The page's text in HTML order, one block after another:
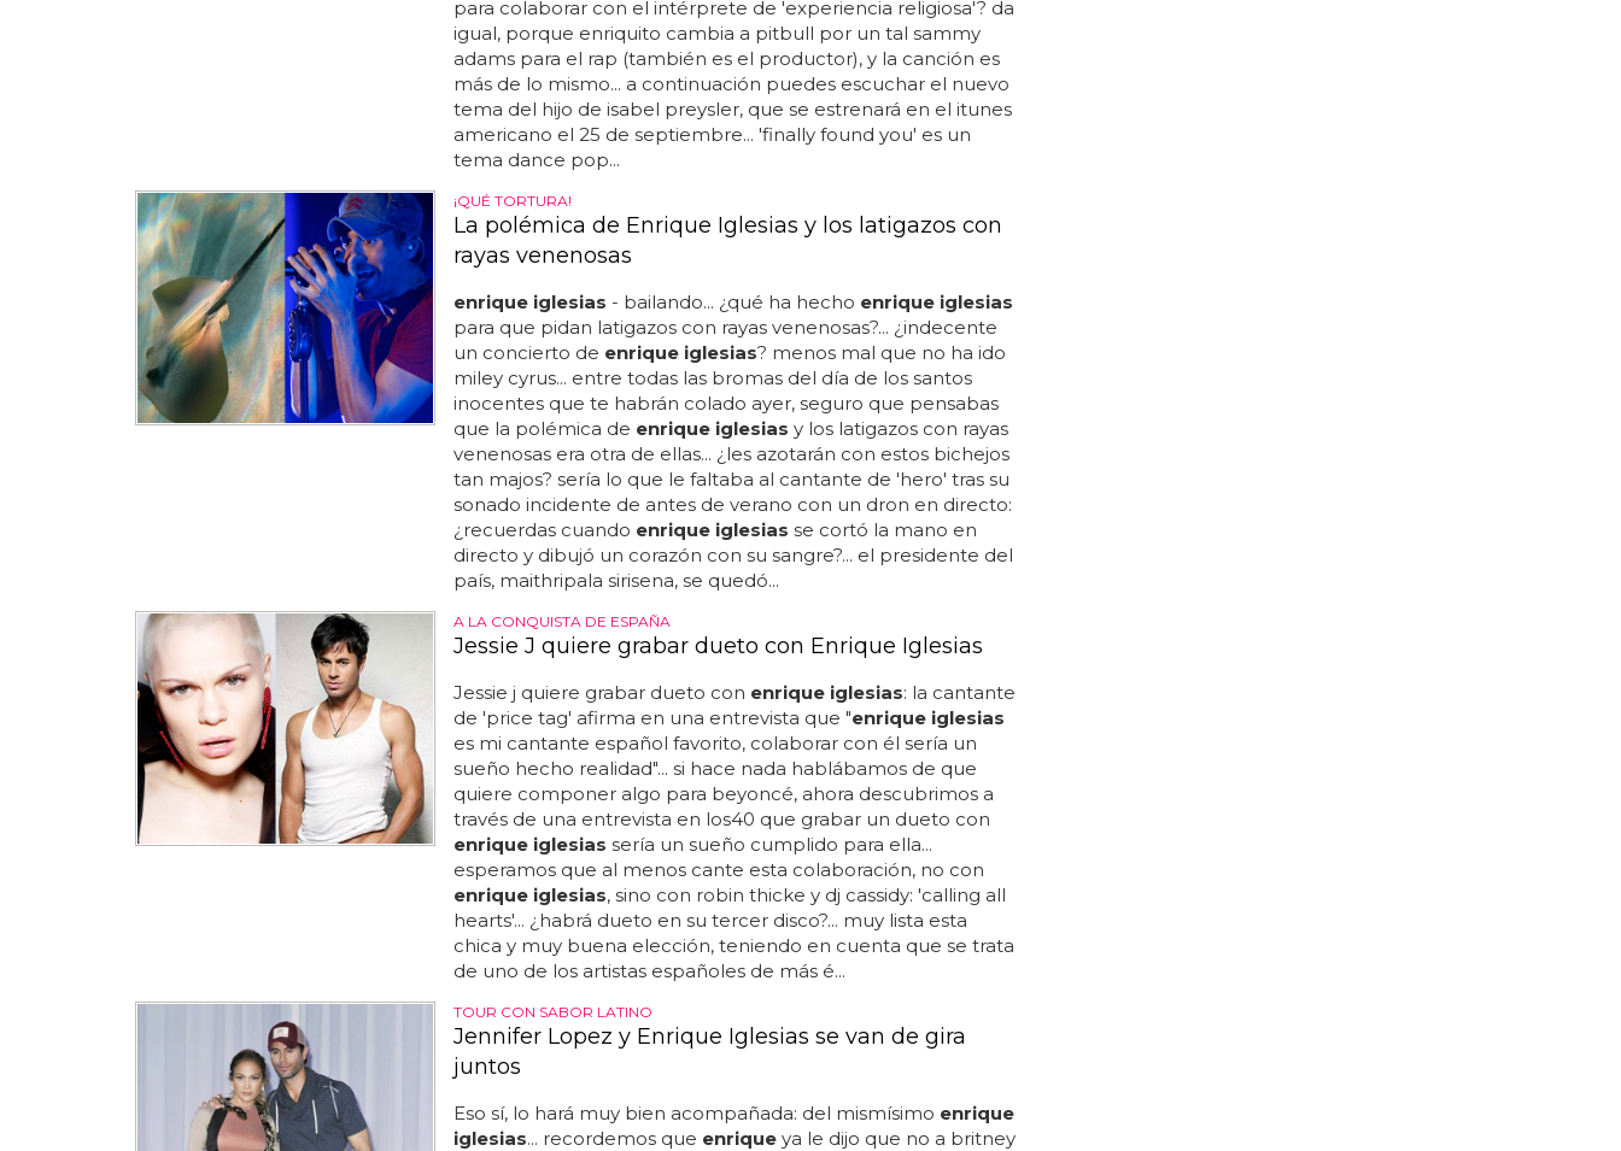
para colaborar con el intérprete de 'experiencia religiosa'? da
igual, porque enriquito cambia a pitbull por un tal sammy
adams para el rap (también es el productor), y la canción es
más de lo mismo... a continuación puedes escuchar el nuevo
tema del hijo de isabel preysler, que se estrenará en el itunes
americano el 25 de septiembre... 'finally found you' es un
tema dance pop...
¡QUÉ TORTURA!
La polémica de Enrique Iglesias y los latigazos con
rayas venenosas
enrique iglesias - bailando... ¿qué ha hecho enrique iglesias
para que pidan latigazos con rayas venenosas?... ¿indecente
un concierto de enrique iglesias? menos mal que no ha ido
miley cyrus... entre todas las bromas del día de los santos
inocentes que te habrán colado ayer, seguro que pensabas
que la polémica de enrique iglesias y los latigazos con rayas
venenosas era otra de ellas... ¿les azotarán con estos bichejos
tan majos? sería lo que le faltaba al cantante de 'hero' tras su
sonado incidente de antes de verano con un dron en directo:
¿recuerdas cuando enrique iglesias se cortó la mano en
directo y dibujó un corazón con su sangre?... el presidente del
país, maithripala sirisena, se quedó...
A LA CONQUISTA DE ESPAÑA
Jessie J quiere grabar dueto con Enrique Iglesias
Jessie j quiere grabar dueto con enrique iglesias: la cantante
de 'price tag' afirma en una entrevista que "enrique iglesias
es mi cantante español favorito, colaborar con él sería un
sueño hecho realidad"... si hace nada hablábamos de que
quiere componer algo para beyoncé, ahora descubrimos a
través de una entrevista en los40 que grabar un dueto con
enrique iglesias sería un sueño cumplido para ella...
esperamos que al menos cante esta colaboración, no con
enrique iglesias, sino con robin thicke y dj cassidy: 'calling all
hearts'... ¿habrá dueto en su tercer disco?... muy lista esta
chica y muy buena elección, teniendo en cuenta que se trata
de uno de los artistas españoles de más é...
TOUR CON SABOR LATINO
Jennifer Lopez y Enrique Iglesias se van de gira
juntos
Eso sí, lo hará muy bien acompañada: del mismísimo enrique
iglesias... recordemos que enriqueya le dijo que no a britney